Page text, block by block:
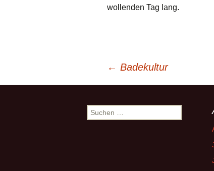
wollenden Tag lang.
Navigation
← Badekultur
Suchen
nach: